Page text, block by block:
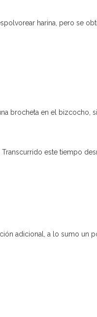
harina, pero se
brocheta en el bizcocho,
Transcurrido este tiempo
adicional, a lo sumo un